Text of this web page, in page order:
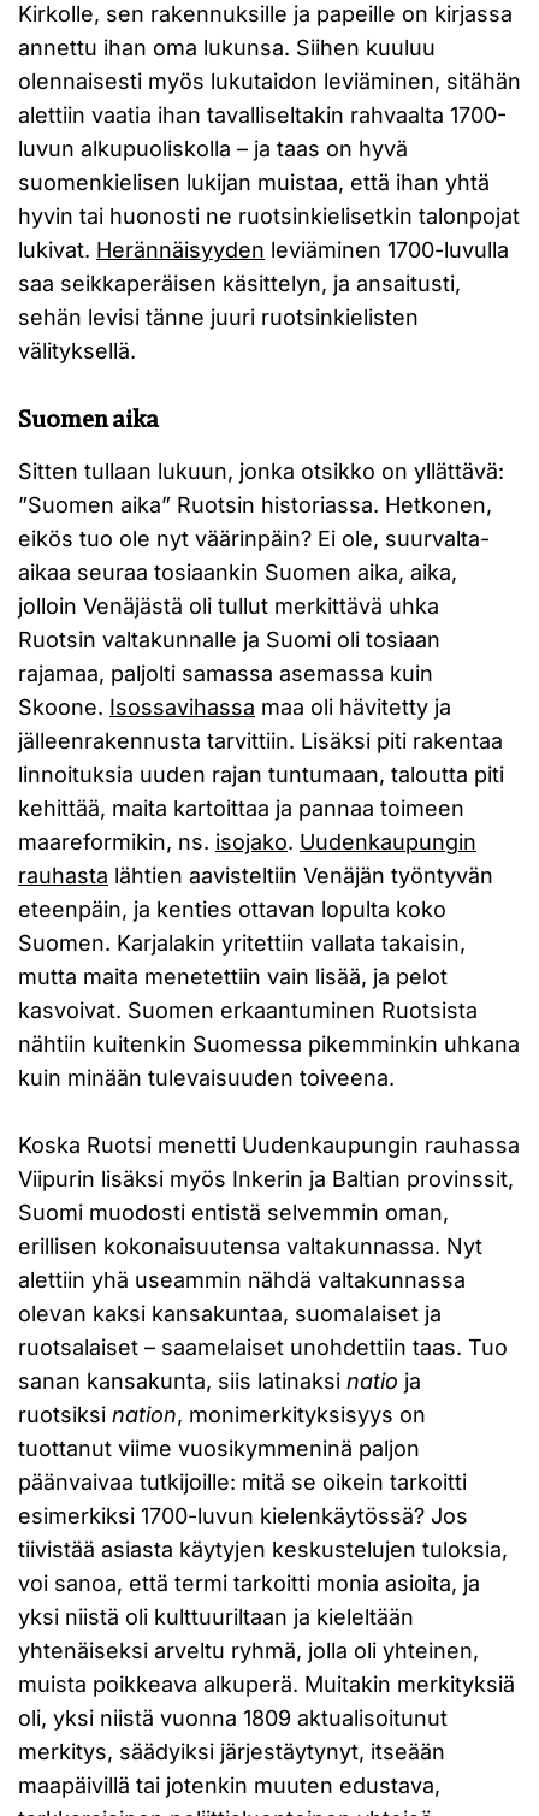
Kirkolle, sen rakennuksille ja papeille on kirjassa
annettu ihan oma lukunsa. Siihen kuuluu
olennaisesti myös lukutaidon leviäminen, sitähän
alettiin vaatia ihan tavalliseltakin rahvaalta 1700-
luvun alkupuoliskolla – ja taas on hyvä
suomenkielisen lukijan muistaa, että ihan yhtä
hyvin tai huonosti ne ruotsinkielisetkin talonpojat
lukivat. Herännäisyyden leviäminen 1700-luvulla
saa seikkaperäisen käsittelyn, ja ansaitusti,
sehän levisi tänne juuri ruotsinkielisten
välityksellä.
Suomen aika
Sitten tullaan lukuun, jonka otsikko on yllättävä:
”Suomen aika” Ruotsin historiassa. Hetkonen,
eikös tuo ole nyt väärinpäin? Ei ole, suurvalta-
aikaa seuraa tosiaankin Suomen aika, aika,
jolloin Venäjästä oli tullut merkittävä uhka
Ruotsin valtakunnalle ja Suomi oli tosiaan
rajamaa, paljolti samassa asemassa kuin
Skoone. Isossavihassa maa oli hävitetty ja
jälleenrakennusta tarvittiin. Lisäksi piti rakentaa
linnoituksia uuden rajan tuntumaan, taloutta piti
kehittää, maita kartoittaa ja pannaa toimeen
maareformikin, ns. isojako. Uudenkaupungin
rauhasta lähtien aavisteltiin Venäjän työntyvän
eteenpäin, ja kenties ottavan lopulta koko
Suomen. Karjalakin yritettiin vallata takaisin,
mutta maita menetettiin vain lisää, ja pelot
kasvoivat. Suomen erkaantuminen Ruotsista
nähtiin kuitenkin Suomessa pikemminkin uhkana
kuin minään tulevaisuuden toiveena.
Koska Ruotsi menetti Uudenkaupungin rauhassa
Viipurin lisäksi myös Inkerin ja Baltian provinssit,
Suomi muodosti entistä selvemmin oman,
erillisen kokonaisuutensa valtakunnassa. Nyt
alettiin yhä useammin nähdä valtakunnassa
olevan kaksi kansakuntaa, suomalaiset ja
ruotsalaiset – saamelaiset unohdettiin taas. Tuo
sanan kansakunta, siis latinaksi natio ja
ruotsiksi nation, monimerkityksisyys on
tuottanut viime vuosikymmeninä paljon
päänvaivaa tutkijoille: mitä se oikein tarkoitti
esimerkiksi 1700-luvun kielenkäytössä? Jos
tiivistää asiasta käytyjen keskustelujen tuloksia,
voi sanoa, että termi tarkoitti monia asioita, ja
yksi niistä oli kulttuuriltaan ja kieleltään
yhtenäiseksi arvel­tu ryhmä, jolla oli yhteinen,
muista poikkeava alkuperä. Muitakin merkityksiä
oli, yksi niistä vuonna 1809 aktualisoitunut
merkitys, säädyiksi järjestäytynyt, itseään
maapäivillä tai jotenkin muuten edustava,